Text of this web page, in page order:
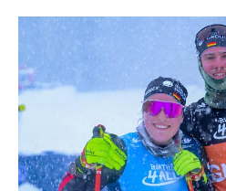
und Hintergründe zu den Parteien
und Kandidaten der anstehenden
Wahl.
Sendungen Programm
Audio-Archiv